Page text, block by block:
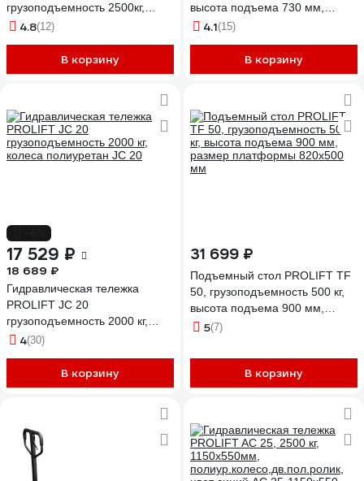
грузоподъемность 2500кг,
колеса полиуретан, вилы
4.8(12)
В корзину
высота подъема 730 мм,
размер платформы 700x450
4.1(15)
В корзину
17 529 ₽
18 689 ₽
Гидравлическая тележка
PROLIFT JC 20
грузоподъемность 2000 кг,
колеса полиуретан JC 20
4(30)
В корзину
31 699 ₽
Подъемный стол PROLIFT TF
50, грузоподъемность 500 кг,
высота подъема 900 мм,
размер платформы 820x500
5(7)
В корзину